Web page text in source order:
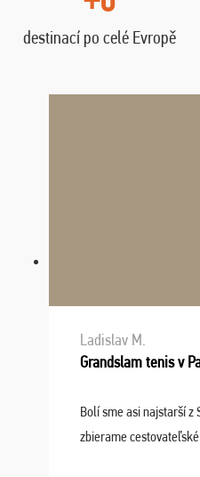
destinací po celé Evropě
Ladislav M.
Grandslam tenis v
Bolí sme asi najstarší z
zbierame